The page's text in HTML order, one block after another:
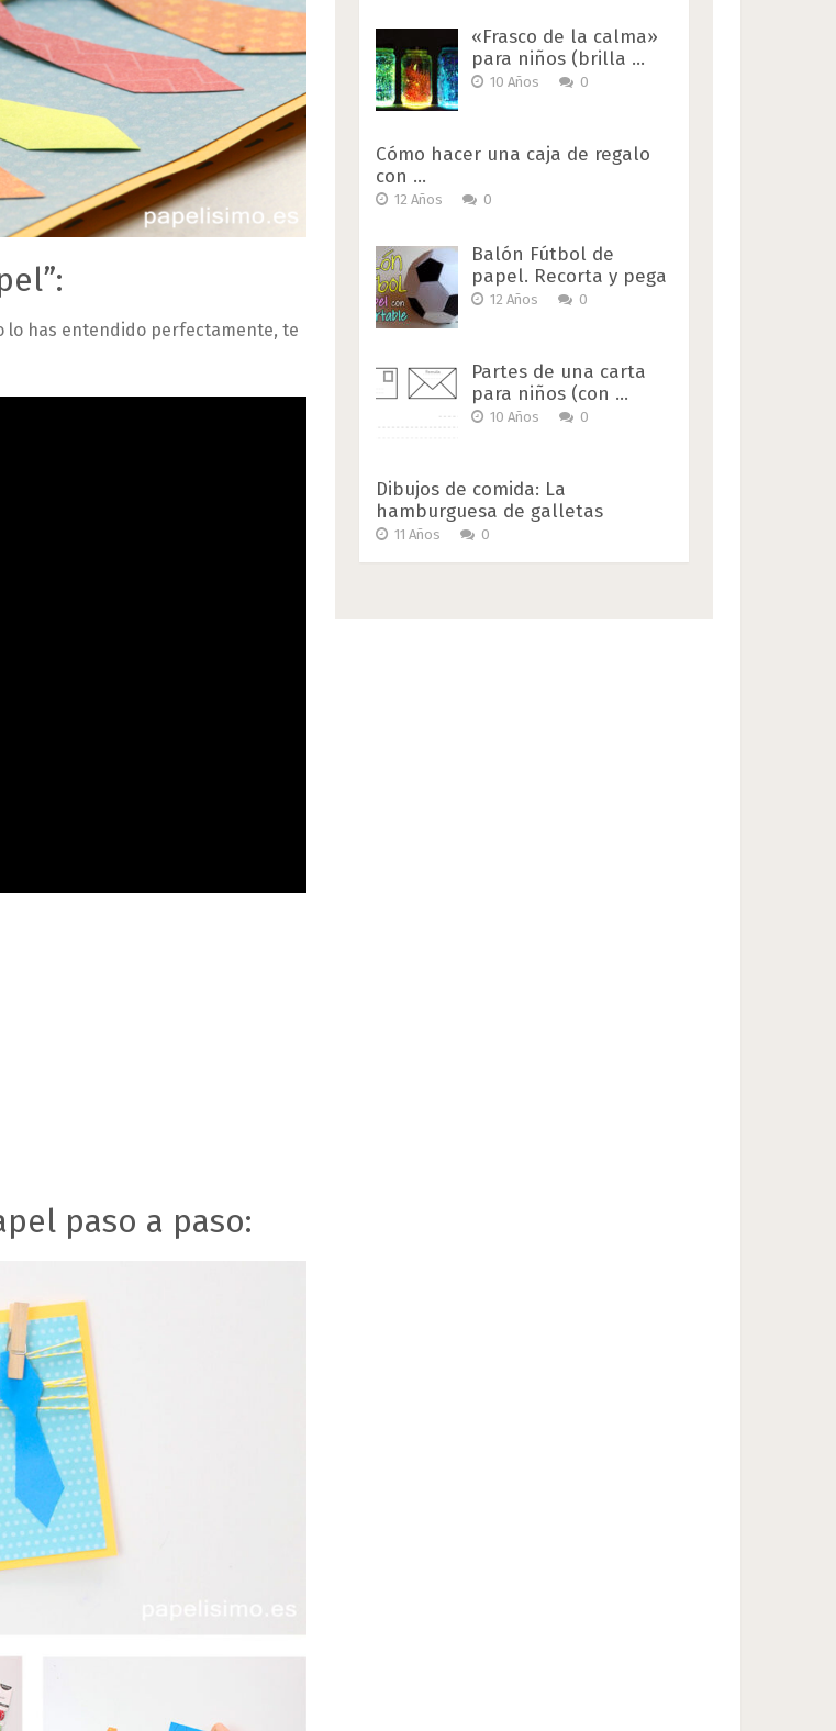
lo has entendido perfectamente, te
paso a paso:
«Frasco de la calma»
para niños (brilla …
10 Años 0
Cómo hacer una caja de regalo
con …
12 Años 0
Balón Fútbol de
papel. Recorta y pega
12 Años 0
Partes de una carta
para niños (con …
10 Años 0
Dibujos de comida: La
hamburguesa de galletas
11 Años 0